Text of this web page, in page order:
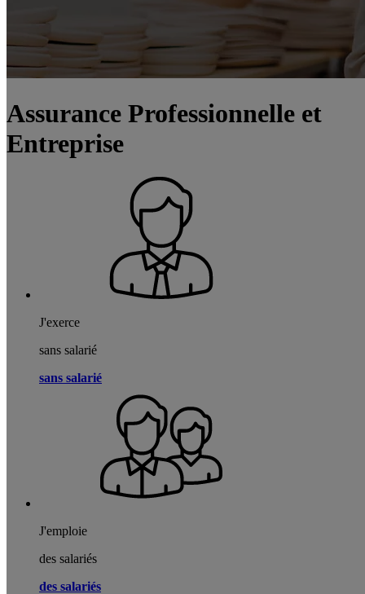
Assurance Professionnelle et
Entreprise
J'exerce
sans salarié
sans salarié
J'emploie
des salariés
des salariés